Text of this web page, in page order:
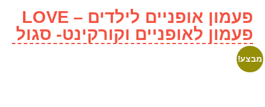
פעמון אופניים לילדים – LOVE
פעמון לאופניים וקורקינט- סגול
מבצע!